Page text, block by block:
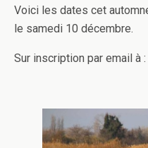
Voici les dates cet
le samedi 10 décembre.
Sur inscription par email à